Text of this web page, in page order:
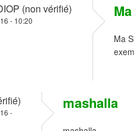
(non vérifié)
- 10:20
Ma
-
mashalla